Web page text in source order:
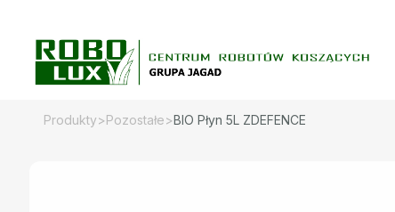
Produkty>Pozostałe>BIO Płyn 5L ZDEFENCE